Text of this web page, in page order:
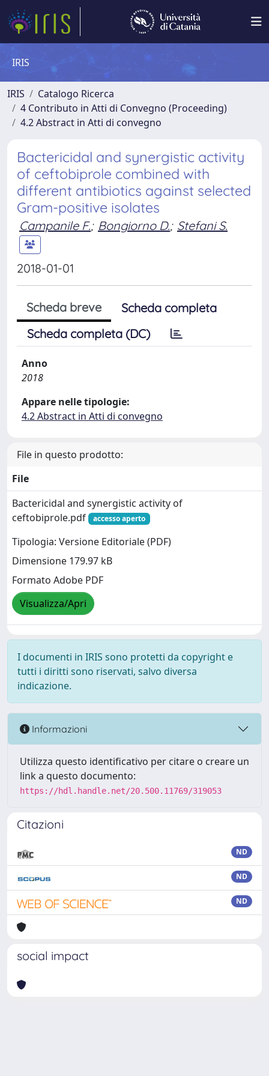
IRIS
IRIS
Catalogo Ricerca
4 Contributo in Atti di Convegno (Proceeding)
4.2 Abstract in Atti di convegno
Bactericidal and synergistic activity
of ceftobiprole combined with
different antibiotics against selected
Gram-positive isolates
Campanile F.; Bongiorno D.; Stefani S.
2018-01-01
Scheda breve
Scheda completa
Scheda completa (DC)
Anno
2018
Appare nelle tipologie:
4.2 Abstract in Atti di convegno
File in questo prodotto:
File
Bactericidal and synergistic activity of
ceftobiprole.pdf
accesso aperto
Tipologia: Versione Editoriale (PDF)
Dimensione 179.97 kB
Formato Adobe PDF
Visualizza/Apri
I documenti in IRIS sono protetti da copyright e
tutti i diritti sono riservati, salvo diversa
indicazione.
Informazioni
Utilizza questo identificativo per citare o creare un
link a questo documento:
https://hdl.handle.net/20.500.11769/319053
Citazioni
ND
ND
ND
social impact